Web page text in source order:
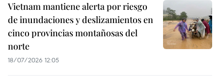
Vietnam mantiene alerta por riesgo
de inundaciones y deslizamientos en
cinco provincias montañosas del
norte
18/07/2026 12:05